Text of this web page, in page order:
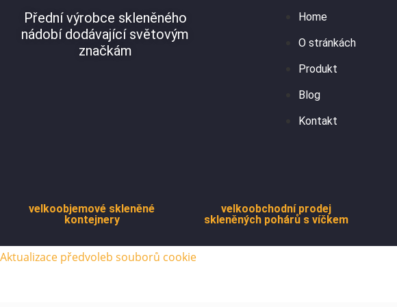
Přední výrobce skleněného
nádobí dodávající světovým
značkám
Home
O stránkách
Produkt
Blog
Kontakt
velkoobjemové skleněné
kontejnery
velkoobchodní prodej
skleněných pohárů s víčkem
Aktualizace předvoleb souborů cookie